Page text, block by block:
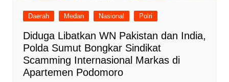
Daerah Medan Nasional Polri
Diduga Libatkan WN Pakistan dan India,
Polda Sumut Bongkar Sindikat
Scamming Internasional Markas di
Apartemen Podomoro